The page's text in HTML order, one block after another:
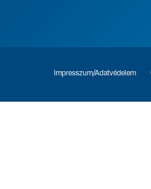
Impresszum/Adatvédelem